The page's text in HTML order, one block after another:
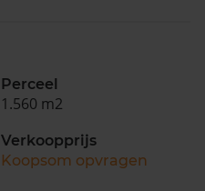
Perceel
1.560 m2
Verkoopprijs
Koopsom opvragen